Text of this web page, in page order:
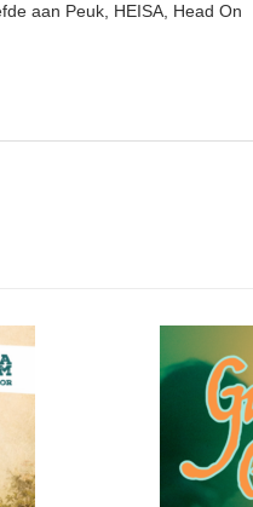
aan Peuk, HEISA, Head On